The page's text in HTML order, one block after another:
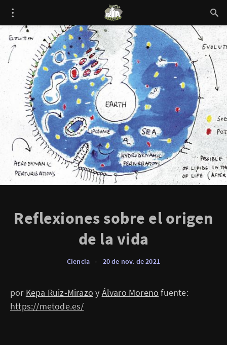
Reflexiones sobre el origen
de la vida
Ciencia 20 de nov. de 2021
por Kepa Ruiz-Mirazo y Álvaro Moreno fuente:
https://metode.es/